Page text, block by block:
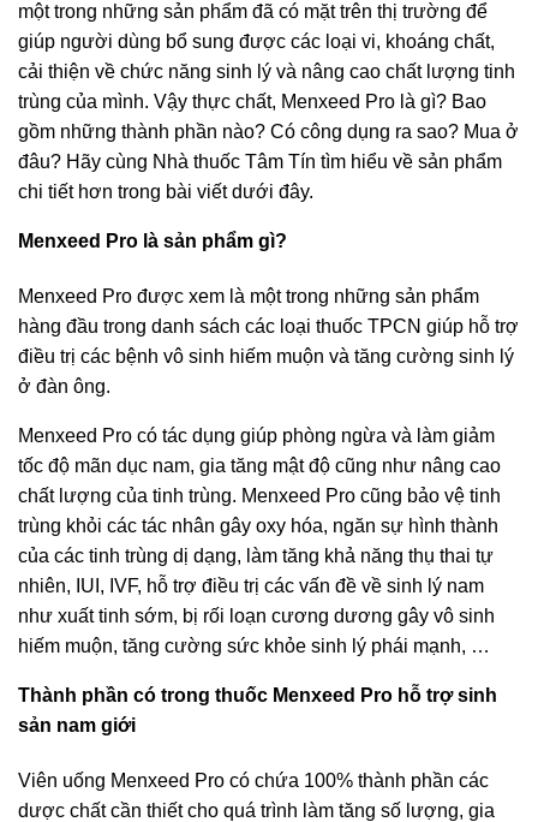
một trong những sản phẩm đã có mặt trên thị trường để
giúp người dùng bổ sung được các loại vi, khoáng chất,
cải thiện về chức năng sinh lý và nâng cao chất lượng tinh
trùng của mình. Vậy thực chất, Menxeed Pro là gì? Bao
gồm những thành phần nào? Có công dụng ra sao? Mua ở
đâu? Hãy cùng Nhà thuốc Tâm Tín tìm hiểu về sản phẩm
chi tiết hơn trong bài viết dưới đây.
Menxeed Pro là sản phẩm gì?
Menxeed Pro được xem là một trong những sản phẩm
hàng đầu trong danh sách các loại thuốc TPCN giúp hỗ trợ
điều trị các bệnh vô sinh hiếm muộn và tăng cường sinh lý
ở đàn ông.
Menxeed Pro có tác dụng giúp phòng ngừa và làm giảm
tốc độ mãn dục nam, gia tăng mật độ cũng như nâng cao
chất lượng của tinh trùng. Menxeed Pro cũng bảo vệ tinh
trùng khỏi các tác nhân gây oxy hóa, ngăn sự hình thành
của các tinh trùng dị dạng, làm tăng khả năng thụ thai tự
nhiên, IUI, IVF, hỗ trợ điều trị các vấn đề về sinh lý nam
như xuất tinh sớm, bị rối loạn cương dương gây vô sinh
hiếm muộn, tăng cường sức khỏe sinh lý phái mạnh, …
Thành phần có trong thuốc Menxeed Pro hỗ trợ sinh
sản nam giới
Viên uống Menxeed Pro có chứa 100% thành phần các
dược chất cần thiết cho quá trình làm tăng số lượng, gia